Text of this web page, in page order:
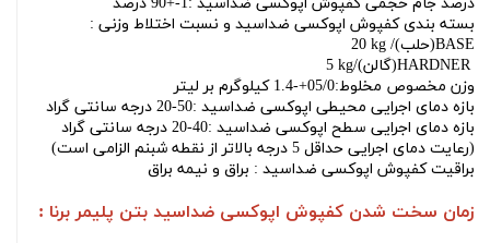
بسته بندی کفپوش اپوکسی ضداسید و نسبت اختلاط وزنی :
BASE(حلب)/ 20 kg
HARDNER(گالن)/5 kg
وزن مخصوص مخلوط:05/0+-1.4 کیلوگرم بر لیتر
بازه دمای اجرایی محیطی اپوکسی ضداسید :50-20 درجه سانتی گراد
بازه دمای اجرایی سطح اپوکسی ضداسید :40-20 درجه سانتی گراد
(رعایت دمای اجرایی حداقل 5 درجه بالاتر از نقطه شبنم الزامی است)
براقیت کفپوش اپوکسی ضداسید : براق و نیمه براق
زمان سخت شدن کفپوش اپوکسی ضداسید بتن پلیمر برنا :